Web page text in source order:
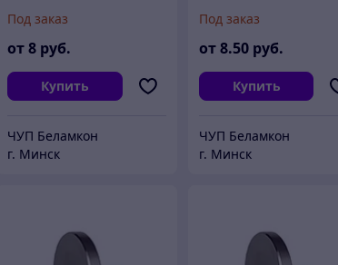
Под заказ
от8 руб.
Купить
ЧУП Беламкон
г. Минск
Под заказ
от8.50 руб.
Купить
ЧУП Беламкон
г. Минск